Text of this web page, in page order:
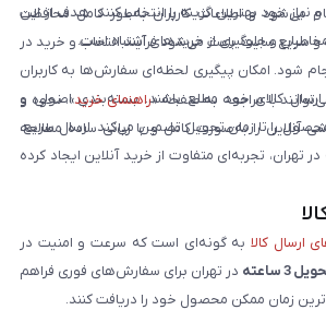
و نیاز خود بهترین گزینه را انتخاب کنند. هدف از این
و جلوگیری از خریدهای اشتباه است.
می‌شود و اطلاعات کاربران به‌طور کامل محافظت
و سریع سایت باعث می‌شود فرآیند انتخاب و خرید در
شود. امکان پیگیری لحظه‌ای سفارش‌ها به کاربران
کالای خود مطلع باشند. بسته‌بندی اصولی و
محصول را تا زمان تحویل تضمین می‌کند. ارسال سریع،
تهران، تجربه‌ای متفاوت از خرید آنلاین ایجاد کرده
با مراجعه به صفحه «راهنمای خرید»، نحوه و
آنلاین را به‌صورت کامل و با زبانی ساده مطالعه
ارسال کالا به گونه‌ای است که سرعت و امنیت در
3 ساعته
در تهران برای سفارش‌های فوری فراهم
زمان ممکن محصول خود را دریافت کنند.